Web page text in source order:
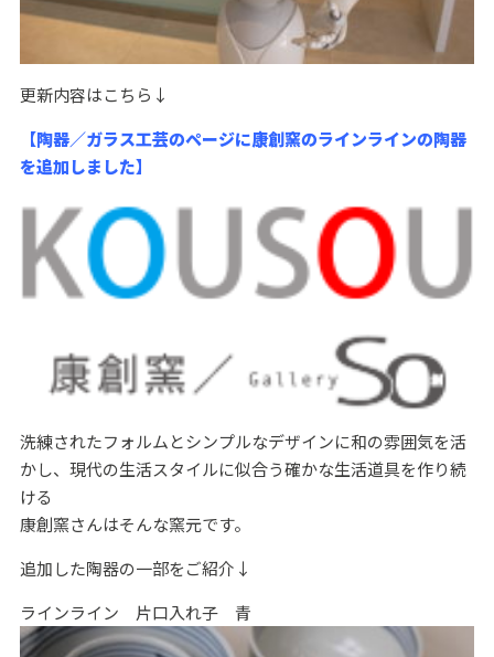
更新内容はこちら↓
【陶器／ガラス工芸のページに康創窯のラインラインの陶器
を追加しました】
洗練されたフォルムとシンプルなデザインに和の雰囲気を活
かし、現代の生活スタイルに似合う確かな生活道具を作り続
ける
康創窯さんはそんな窯元です。
追加した陶器の一部をご紹介↓
ラインライン 片口入れ子 青